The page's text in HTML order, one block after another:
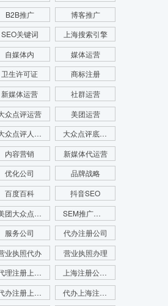
B2B推广
博客推广
SEO关键词
上海搜索引擎
自媒体内
媒体运营
卫生许可证
商标注册
新媒体运营
社群运营
众点评运营
美团运营
大众点评人群画像
大众点评底层逻辑
内容营销
新媒体代运营
优化公司
品牌战略
百度百科
抖音SEO
美团大众点评运营
SEM推广公司
服务公司
代办注册公司
业执照代办
营业执照办理
代理注册上海公司
上海注册公司代办
代办注册上海公司
代办上海注册公司